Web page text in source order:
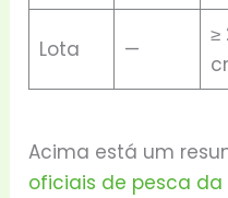
Lota —
≥
Acima está um
oficiais de pesca da